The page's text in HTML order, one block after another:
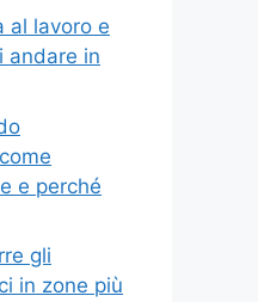
al lavoro e
andare in
e perché
gli
in zone più